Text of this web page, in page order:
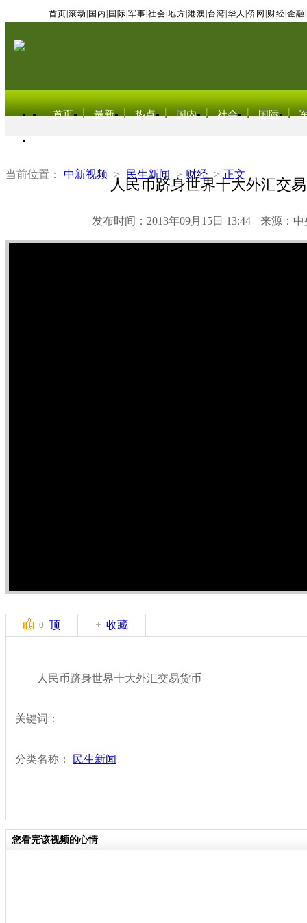
首页 滚动 国内 国际 军事 社会 地方 港澳 台湾 华人 侨网 财经 金融
首页 最新 热点 国内 社会 国际
当前位置： 中新视频 > 民生新闻 > 财经 > 正文
人民币跻身世界十大外汇交
发布时间：2013年09月15日 13:44 来源：中
0 顶 收藏
人民币跻身世界十大外汇交易货币
关键词：
分类名称： 民生新闻
您看完该视频的心情